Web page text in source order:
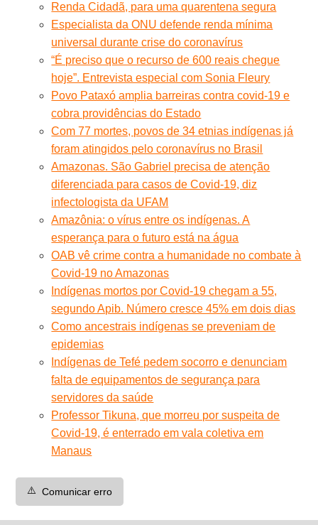
Renda Cidadã, para uma quarentena segura
Especialista da ONU defende renda mínima
universal durante crise do coronavírus
“É preciso que o recurso de 600 reais chegue
hoje”. Entrevista especial com Sonia Fleury
Povo Pataxó amplia barreiras contra covid-19 e
cobra providências do Estado
Com 77 mortes, povos de 34 etnias indígenas já
foram atingidos pelo coronavírus no Brasil
Amazonas. São Gabriel precisa de atenção
diferenciada para casos de Covid-19, diz
infectologista da UFAM
Amazônia: o vírus entre os indígenas. A
esperança para o futuro está na água
OAB vê crime contra a humanidade no combate à
Covid-19 no Amazonas
Indígenas mortos por Covid-19 chegam a 55,
segundo Apib. Número cresce 45% em dois dias
Como ancestrais indígenas se preveniam de
epidemias
Indígenas de Tefé pedem socorro e denunciam
falta de equipamentos de segurança para
servidores da saúde
Professor Tikuna, que morreu por suspeita de
Covid-19, é enterrado em vala coletiva em
Manaus
⚠️ Comunicar erro